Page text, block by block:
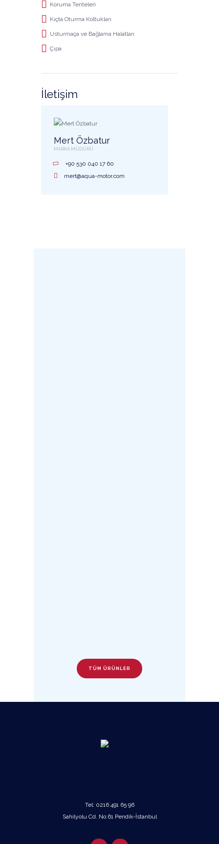
Koruma Tenteleri
Kıçta Oturma Koltukları
Usturmaça ve Bağlama Halatları
Çıpa
İletişim
Mert Özbatur
MARKA MÜDÜRÜ
+90 530 040 17 60
mert@aqua-motor.com
TÜM ÜRÜNLER
Tel: 0216 491 65 96
Sahilyolu Cd. No:61 Pendik-İstanbul